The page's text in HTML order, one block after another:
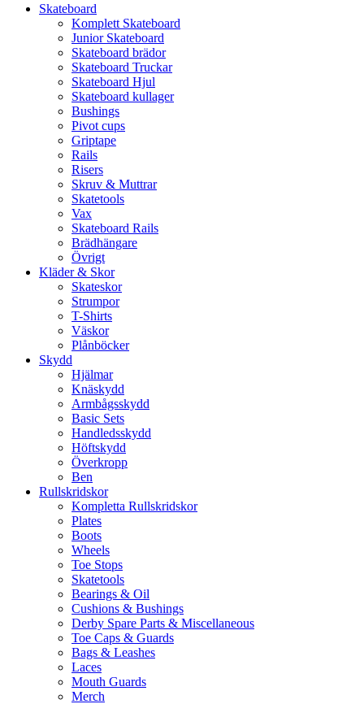
Skateboard
Komplett Skateboard
Junior Skateboard
Skateboard brädor
Skateboard Truckar
Skateboard Hjul
Skateboard kullager
Bushings
Pivot cups
Griptape
Rails
Risers
Skruv & Muttrar
Skatetools
Vax
Skateboard Rails
Brädhängare
Övrigt
Kläder & Skor
Skateskor
Strumpor
T-Shirts
Väskor
Plånböcker
Skydd
Hjälmar
Knäskydd
Armbågsskydd
Basic Sets
Handledsskydd
Höftskydd
Överkropp
Ben
Rullskridskor
Kompletta Rullskridskor
Plates
Boots
Wheels
Toe Stops
Skatetools
Bearings & Oil
Cushions & Bushings
Derby Spare Parts & Miscellaneous
Toe Caps & Guards
Bags & Leashes
Laces
Mouth Guards
Merch